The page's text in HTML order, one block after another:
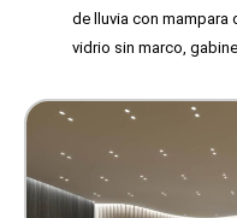
de lluvia con mampara
vidrio sin marco,